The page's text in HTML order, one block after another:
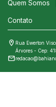
Quem Somos
Contato
Rua Ewerton
Árvores - Cep: